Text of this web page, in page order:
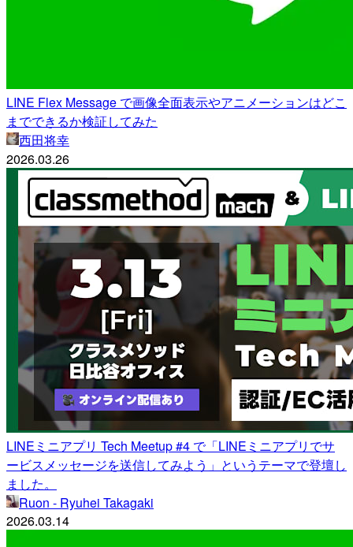
LINE Flex Message で画像全面表示やアニメーションはどこ
までできるか検証してみた
西田将幸
2026.03.26
LINEミニアプリ Tech Meetup #4 で「LINEミニアプリでサ
ービスメッセージを送信してみよう」というテーマで登壇し
ました。
Ruon - Ryuhei Takagaki
2026.03.14